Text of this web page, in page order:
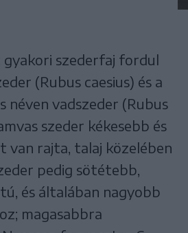
szederfaj fordul
(Rubus caesius) és a
néven vadszeder (Rubus
szeder kékesebb és
van rajta, talaj közelében
pedig sötétebb,
és általában nagyobb
magasabbra